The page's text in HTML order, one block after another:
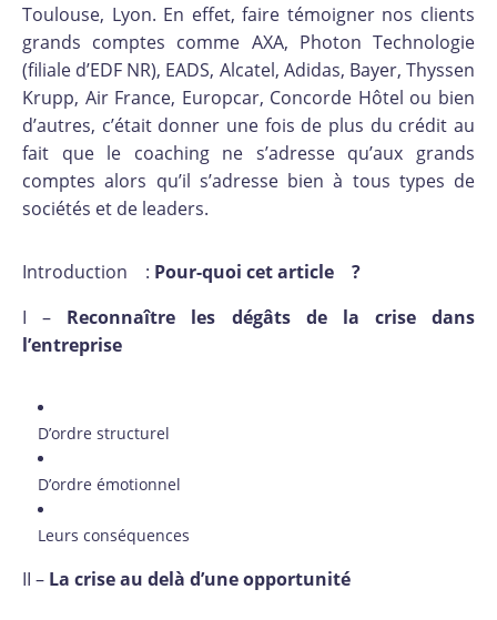
Toulouse, Lyon. En effet, faire témoigner nos clients
grands comptes comme AXA, Photon Technologie
(filiale d’EDF NR), EADS, Alcatel, Adidas, Bayer, Thyssen
Krupp, Air France, Europcar, Concorde Hôtel ou bien
d’autres, c’était donner une fois de plus du crédit au
fait que le coaching ne s’adresse qu’aux grands
comptes alors qu’il s’adresse bien à tous types de
sociétés et de leaders.
Introduction : Pour-quoi cet article ?
I – Reconnaître les dégâts de la crise dans
l’entreprise
D’ordre structurel
D’ordre émotionnel
Leurs conséquences
II – La crise au delà d’une opportunité